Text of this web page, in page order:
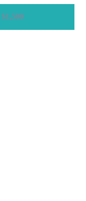
$1,500